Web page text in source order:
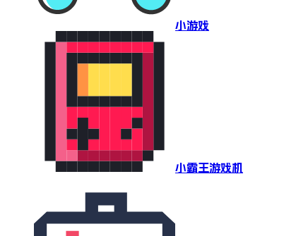
小游戏
小霸王游戏机